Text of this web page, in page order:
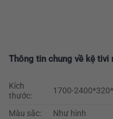
Thông tin chung về kệ tivi
Kích
thước:
1700-
Màu sắc: Như hình